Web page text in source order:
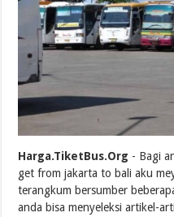
Harga.TiketBus.Org - Bagi
get from jakarta to bali aku
terangkum bersumber
anda bisa menyeleksi artikel-